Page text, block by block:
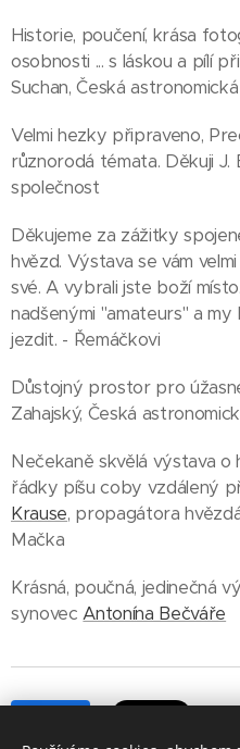
Historie, poučení, krása
osobnosti ... s láskou a pílí
Suchan, Česká
Velmi hezky připraveno,
různorodá témata. Děkuji J.
společnost
Děkujeme za zážitky
hvězd. Výstava se vám
své. A vybrali jste boží
nadšenými "amateurs" a
jezdit. - Řemáčkovi
Důstojný prostor pro
Zahajský, Česká
Nečekaně skvělá výstava
řádky píšu coby vzdálený
Krause, propagátora
Mačka
Krásná, poučná, jedinečná
synovecAntonína Bečváře